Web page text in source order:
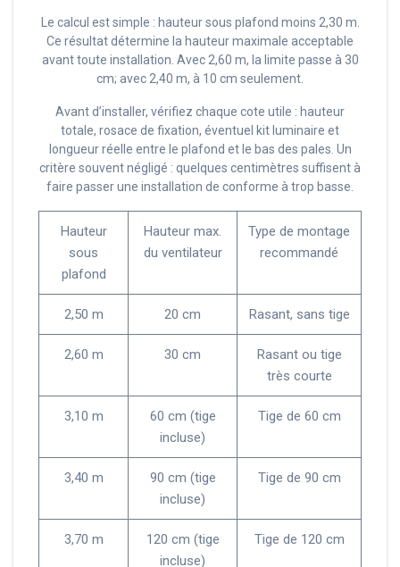
Le calcul est simple : hauteur sous plafond moins 2,30 m.
Ce résultat détermine la hauteur maximale acceptable
avant toute installation. Avec 2,60 m, la limite passe à 30
cm; avec 2,40 m, à 10 cm seulement.
Avant d’installer, vérifiez chaque cote utile : hauteur
totale, rosace de fixation, éventuel kit luminaire et
longueur réelle entre le plafond et le bas des pales. Un
critère souvent négligé : quelques centimètres suffisent à
faire passer une installation de conforme à trop basse.
Hauteur
sous
plafond
Hauteur max.
du ventilateur
Type de montage
recommandé
2,50 m 20 cm Rasant, sans tige
2,60 m 30 cm
Rasant ou tige
très courte
3,10 m
60 cm (tige
incluse)
Tige de 60 cm
3,40 m
90 cm (tige
incluse)
Tige de 90 cm
3,70 m
120 cm (tige
incluse)
Tige de 120 cm